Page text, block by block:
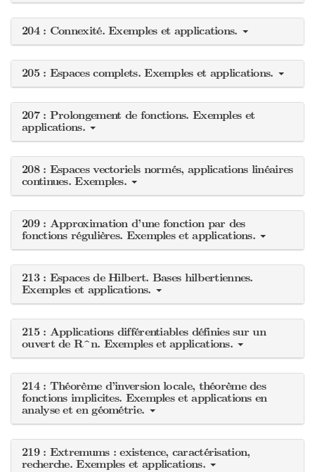
204 : Connexité. Exemples et applications.
205 : Espaces complets. Exemples et applications.
207 : Prolongement de fonctions. Exemples et
applications.
208 : Espaces vectoriels normés, applications linéaires
continues. Exemples.
209 : Approximation d’une fonction par des
fonctions régulières. Exemples et applications.
213 : Espaces de Hilbert. Bases hilbertiennes.
Exemples et applications.
215 : Applications différentiables définies sur un
ouvert de R^n. Exemples et applications.
214 : Théorème d’inversion locale, théorème des
fonctions implicites. Exemples et applications en
analyse et en géométrie.
219 : Extremums : existence, caractérisation,
recherche. Exemples et applications.